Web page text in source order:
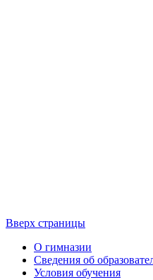
Вверх страницы
О гимназии
Сведения об
Условия обучения